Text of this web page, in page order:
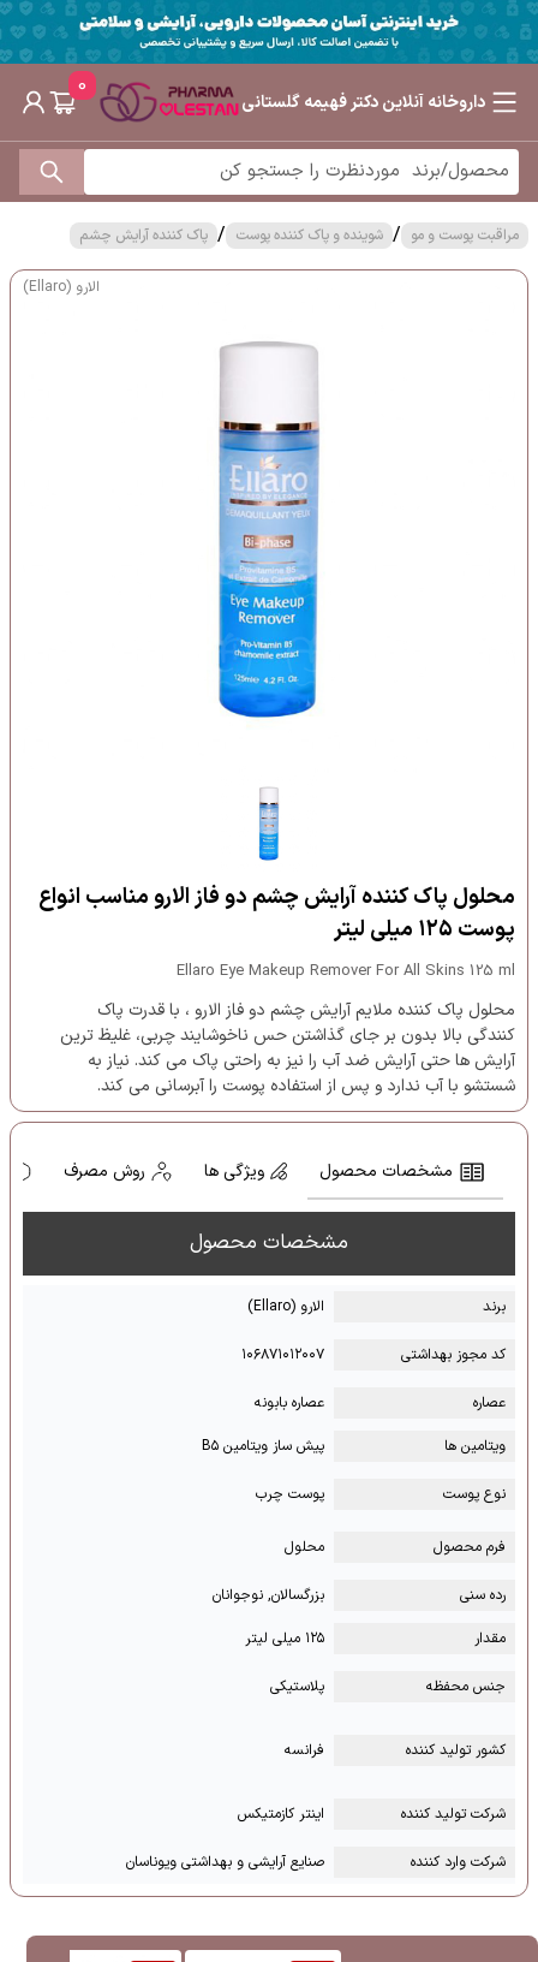
داروخانه آنلاین دکتر فهیمه گلستانی
0
مراقبت پوست و مو / شوینده و پاک کننده پوست / پاک کننده آرایش چشم
الارو (Ellaro)
محلول پاک کننده آرایش چشم دو فاز الارو مناسب انواع
پوست ۱۲۵ میلی لیتر
Ellaro Eye Makeup Remover For All Skins 125 ml
محلول پاک کننده ملایم آرایش چشم دو فاز الارو ، با قدرت پاک
کنندگی بالا بدون بر جای گذاشتن حس ناخوشایند چربی، غلیظ ‏ترین
آرایش‏ ها حتی آرایش ضد آب را نیز به راحتی پاک می کند. نیاز به
شستشو با آب ندارد و پس از استفاده پوست را آبرسانی می کند.
مشخصات محصول ویژگی ها روش مصرف
مشخصات محصول
برند الارو (Ellaro)
کد مجوز بهداشتی ۱۰۶۸۷۱۰۱۲۰۰۷
عصاره
عصاره بابونه
ویتامین ها
پیش ساز ویتامین B۵
نوع پوست پوست چرب
فرم محصول محلول
رده سنی
بزرگسالان, نوجوانان
مقدار
۱۲۵ میلی لیتر
جنس محفظه پلاستیکی
کشور تولید کننده فرانسه
شرکت تولید کننده اینتر کازمتیکس
شرکت وارد کننده صنایع آرایشی و بهداشتی ویوناسان